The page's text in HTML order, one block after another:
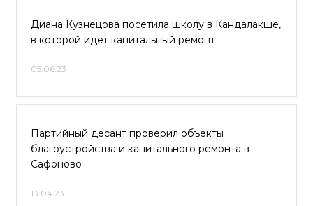
Диана Кузнецова посетила школу в Кандалакше,
в которой идёт капитальный ремонт
05.06.23
Партийный десант проверил объекты
благоустройства и капитального ремонта в
Сафоново
13.04.23